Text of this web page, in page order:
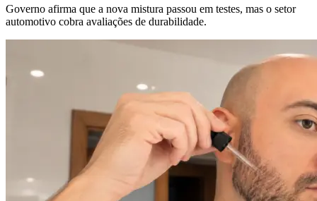
Governo afirma que a nova mistura passou em testes, mas o setor
automotivo cobra avaliações de durabilidade.